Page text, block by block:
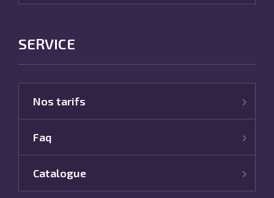
SERVICE
Nos tarifs
Faq
Catalogue